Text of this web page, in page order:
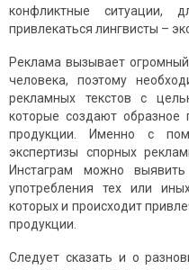
конфликтные ситуации,
привлекаться лингвисты –
Реклама вызывает
человека, поэтому
рекламных текстов с
которые создают образное
продукции. Именно с
экспертизы спорных
Инстаграм можно выявить
употребления тех или
которых и происходит
продукции.
Следует сказать и о